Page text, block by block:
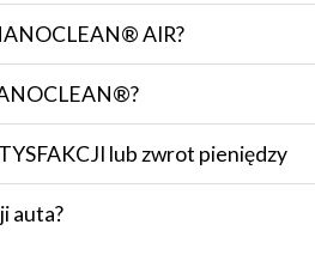
AIR?
lub zwrot pieniędzy
auta?